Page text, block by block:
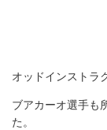
オッドインストラ
ブアカーオ選手も
た。